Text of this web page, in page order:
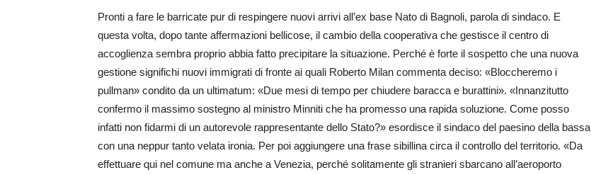
Pronti a fare le barricate pur di respingere nuovi arrivi all’ex base Nato di Bagnoli, parola di sindaco. E
questa volta, dopo tante affermazioni bellicose, il cambio della cooperativa che gestisce il centro di
accoglienza sembra proprio abbia fatto precipitare la situazione. Perché è forte il sospetto che una nuova
gestione significhi nuovi immigrati di fronte ai quali Roberto Milan commenta deciso: «Bloccheremo i
pullman» condito da un ultimatum: «Due mesi di tempo per chiudere baracca e burattini». «In­nan­zitutto
confermo il massimo so­stegno al ministro Minniti che ha promesso una rapida soluzione. Come posso
infatti non fidarmi di un autorevole rappresentante dello Stato?» esordisce il sindaco del paesino della bassa
con una neppur tanto velata ironia. Per poi aggiungere una frase sibillina circa il controllo del territorio. «Da
effettuare qui nel comune ma anche a Venezia, perché solitamente gli stranieri sbarcano all’aeroporto